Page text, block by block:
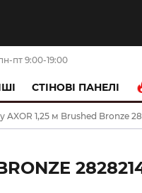
пт 9:00-19:00
CТІНОВІ ПАНЕЛІ
1,25 м Brushed Bronze